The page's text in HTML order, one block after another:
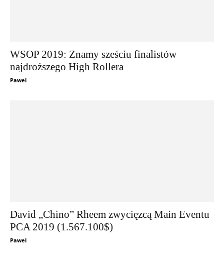
WSOP 2019: Znamy sześciu finalistów
najdroższego High Rollera
Pawel
David „Chino” Rheem zwycięzcą Main Eventu
PCA 2019 (1.567.100$)
Pawel